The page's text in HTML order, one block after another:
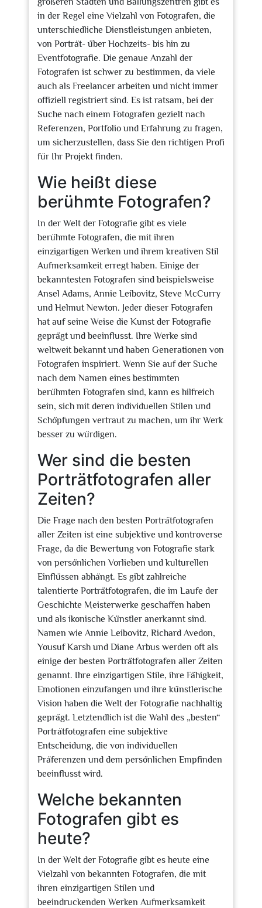
in der Regel eine Vielzahl von Fotografen, die
unterschiedliche Dienstleistungen anbieten,
von Porträt- über Hochzeits- bis hin zu
Eventfotografie. Die genaue Anzahl der
Fotografen ist schwer zu bestimmen, da viele
auch als Freelancer arbeiten und nicht immer
offiziell registriert sind. Es ist ratsam, bei der
Suche nach einem Fotografen gezielt nach
Referenzen, Portfolio und Erfahrung zu fragen,
um sicherzustellen, dass Sie den richtigen Profi
für Ihr Projekt finden.
Wie heißt diese
berühmte Fotografen?
In der Welt der Fotografie gibt es viele
berühmte Fotografen, die mit ihren
einzigartigen Werken und ihrem kreativen Stil
Aufmerksamkeit erregt haben. Einige der
bekanntesten Fotografen sind beispielsweise
Ansel Adams, Annie Leibovitz, Steve McCurry
und Helmut Newton. Jeder dieser Fotografen
hat auf seine Weise die Kunst der Fotografie
geprägt und beeinflusst. Ihre Werke sind
weltweit bekannt und haben Generationen von
Fotografen inspiriert. Wenn Sie auf der Suche
nach dem Namen eines bestimmten
berühmten Fotografen sind, kann es hilfreich
sein, sich mit deren individuellen Stilen und
Schöpfungen vertraut zu machen, um ihr Werk
besser zu würdigen.
Wer sind die besten
Porträtfotografen aller
Zeiten?
Die Frage nach den besten Porträtfotografen
aller Zeiten ist eine subjektive und kontroverse
Frage, da die Bewertung von Fotografie stark
von persönlichen Vorlieben und kulturellen
Einflüssen abhängt. Es gibt zahlreiche
talentierte Porträtfotografen, die im Laufe der
Geschichte Meisterwerke geschaffen haben
und als ikonische Künstler anerkannt sind.
Namen wie Annie Leibovitz, Richard Avedon,
Yousuf Karsh und Diane Arbus werden oft als
einige der besten Porträtfotografen aller Zeiten
genannt. Ihre einzigartigen Stile, ihre Fähigkeit,
Emotionen einzufangen und ihre künstlerische
Vision haben die Welt der Fotografie nachhaltig
geprägt. Letztendlich ist die Wahl des „besten“
Porträtfotografen eine subjektive
Entscheidung, die von individuellen
Präferenzen und dem persönlichen Empfinden
beeinflusst wird.
Welche bekannten
Fotografen gibt es
heute?
In der Welt der Fotografie gibt es heute eine
Vielzahl von bekannten Fotografen, die mit
ihren einzigartigen Stilen und
beeindruckenden Werken Aufmerksamkeit